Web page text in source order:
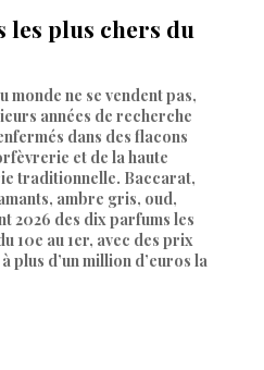
les plus chers du
monde ne se vendent pas,
années de recherche
dans des flacons
et de la haute
traditionnelle. Baccarat,
ambre gris, oud,
2026 des dix parfums les
10e au 1er, avec des prix
plus d’un million d’euros la